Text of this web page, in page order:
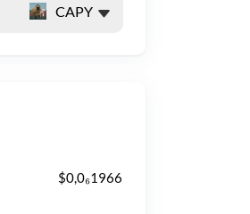
$0,0₆1966